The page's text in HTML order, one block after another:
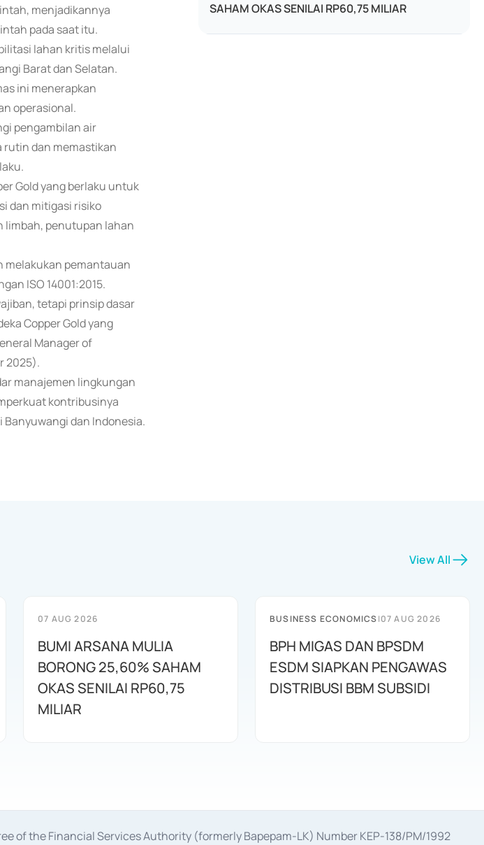
menjadikannya
pada saat itu.
lahan kritis melalui
Barat dan Selatan.
ini menerapkan
operasional.
pengambilan air
rutin dan memastikan
Gold yang berlaku untuk
dan mitigasi risiko
limbah, penutupan lahan
melakukan pemantauan
ISO 14001:2015.
tetapi prinsip dasar
Copper Gold yang
Manager of
2025).
manajemen lingkungan
kontribusinya
dan Indonesia.
SAHAM OKAS SENILAI RP60,75 MILIAR
View All
07 AUG 2026
BUMI ARSANA MULIA
BORONG 25,60% SAHAM
OKAS SENILAI RP60,75
MILIAR
BUSINESS ECONOMICS|07 AUG 2026
BPH MIGAS DAN BPSDM
ESDM SIAPKAN PENGAWAS
DISTRIBUSI BBM SUBSIDI
of the Financial Services Authority (formerly Bapepam-LK) Number KEP-138/PM/1992